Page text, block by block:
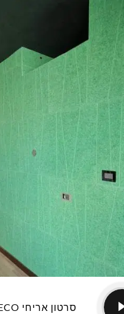
סרטון אריחי DECO